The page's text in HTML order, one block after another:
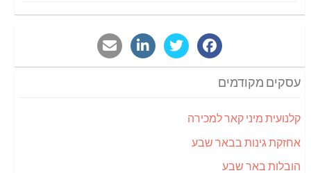
עסקים מקודמים
קלנועית מיני קאר למכירה
אחזקת גינות בבאר שבע
הובלות באר שבע